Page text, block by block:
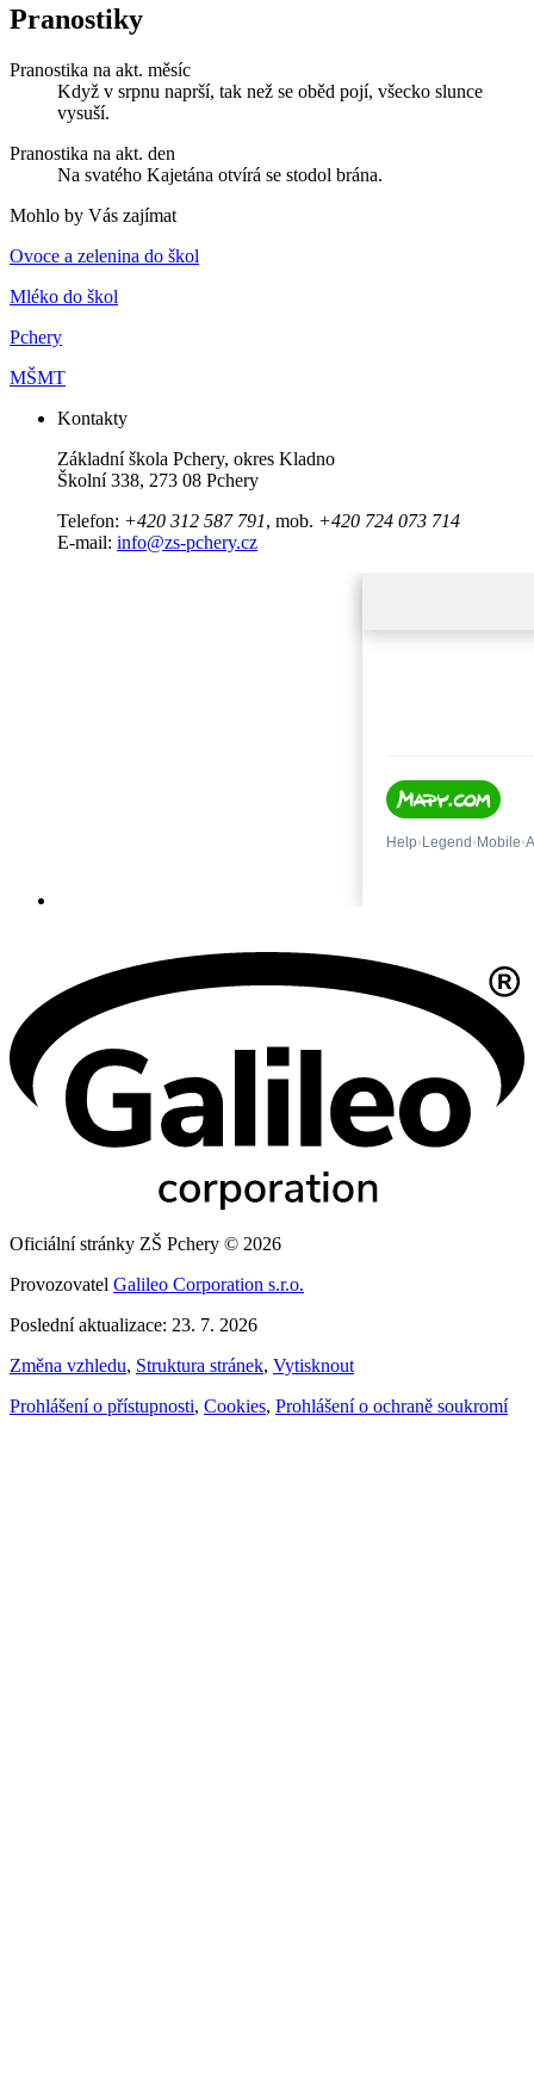
Pranostiky
Pranostika na akt. měsíc
Když v srpnu naprší, tak než se oběd pojí, všecko slunce
vysuší.
Pranostika na akt. den
Na svatého Kajetána otvírá se stodol brána.
Mohlo by Vás zajímat
Ovoce a zelenina do škol
Mléko do škol
Pchery
MŠMT
Kontakty
Základní škola Pchery, okres Kladno
Školní 338, 273 08 Pchery
Telefon: +420 312 587 791, mob. +420 724 073 714
E-mail: info@zs-pchery.cz
Oficiální stránky ZŠ Pchery © 2026
Provozovatel Galileo Corporation s.r.o.
Poslední aktualizace: 23. 7. 2026
Změna vzhledu, Struktura stránek, Vytisknout
Prohlášení o přístupnosti, Cookies, Prohlášení o ochraně soukromí